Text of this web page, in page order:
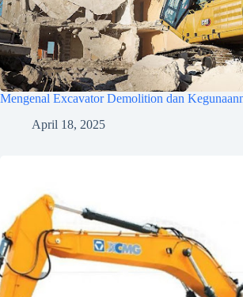
Mengenal Excavator Demolition dan
April 18, 2025